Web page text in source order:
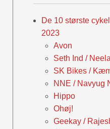
De 10 største
2023
Avon
Seth Ind /
SK Bikes /
NNE / Navyug
Hippo
Ohøj!
Geekay /